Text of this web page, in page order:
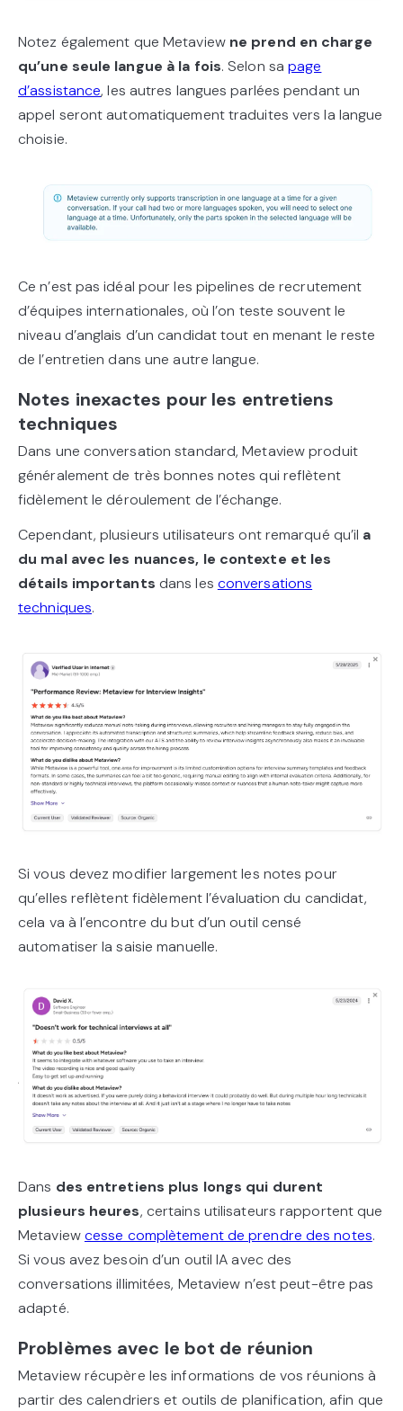
Notez également que Metaview ne prend en charge
qu’une seule langue à la fois. Selon sapage
d’assistance, les autres langues parlées pendant un
appel seront automatiquement traduites vers la langue
choisie.
Ce n’est pas idéal pour les pipelines de recrutement
d’équipes internationales, où l’on teste souvent le
niveau d’anglais d’un candidat tout en menant le reste
de l’entretien dans une autre langue.
Notes inexactes pour les entretiens
techniques
Dans une conversation standard, Metaview produit
généralement de très bonnes notes qui reflètent
fidèlement le déroulement de l’échange.
Cependant, plusieurs utilisateurs ont remarqué qu’il a
du mal avec les nuances, le contexte et les
détails importants dans les conversations
techniques.
Si vous devez modifier largement les notes pour
qu’elles reflètent fidèlement l’évaluation du candidat,
cela va à l’encontre du but d’un outil censé
automatiser la saisie manuelle.
Dans des entretiens plus longs qui durent
plusieurs heures, certains utilisateurs rapportent que
Metaviewcesse complètement de prendre des notes.
Si vous avez besoin d’un outil IA avec des
conversations illimitées, Metaview n’est peut-être pas
adapté.
Problèmes avec le bot de réunion
Metaview récupère les informations de vos réunions à
partir des calendriers et outils de planification, afin que